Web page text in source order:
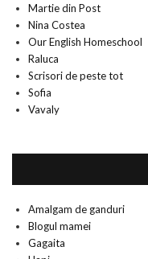
Martie din Post
Nina Costea
Our English Homeschool
Raluca
Scrisori de peste tot
Sofia
Vavaly
Amalgam de ganduri
Blogul mamei
Gagaita